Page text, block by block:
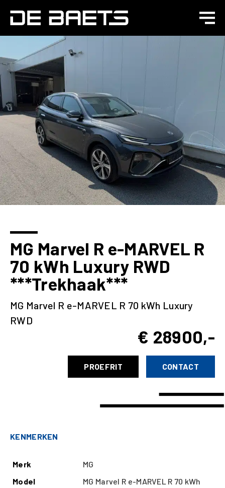
MG Marvel R e-MARVEL R
70 kWh Luxury RWD
***Trekhaak***
MG Marvel R e-MARVEL R 70 kWh Luxury
RWD
€ 28900,-
PROEFRIT CONTACT
KENMERKEN
Merk
MG
Model
MG Marvel R e-MARVEL R 70 kWh